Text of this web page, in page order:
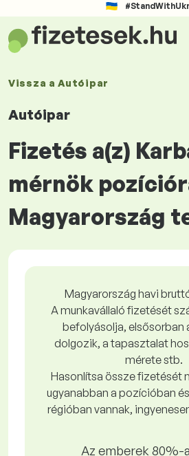
Vissza aAutóipar
Autóipar
Fizetés a(z)
mérnök
Magyarország
Magyarország havi
A munkavállaló fizetését
befolyásolja, elsősorban
dolgozik, a tapasztalat
mérete stb.
Hasonlítsa össze fizetését
ugyanabban a pozícióban
régióban vannak,
Az emberek 80%-